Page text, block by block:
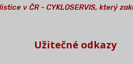
v ČR - CYKLOSERVIS, který
Užitečné odkazy